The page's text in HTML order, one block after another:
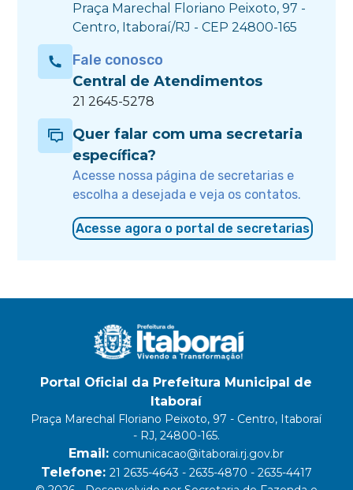
Praça Marechal Floriano Peixoto, 97 -
Centro, Itaboraí/RJ - CEP 24800-165
Fale conosco
Central de Atendimentos
21 2645-5278
Quer falar com uma secretaria
específica?
Acesse nossa página de secretarias e
escolha a desejada e veja os contatos.
Acesse agora o portal de secretarias
Portal Oficial da Prefeitura Municipal de
Itaboraí
Praça Marechal Floriano Peixoto, 97 - Centro, Itaboraí
- RJ, 24800-165.
Email: comunicacao@itaborai.rj.gov.br
Telefone: 21 2635-4643 - 2635-4870 - 2635-4417